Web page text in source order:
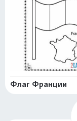
Флаг Франции